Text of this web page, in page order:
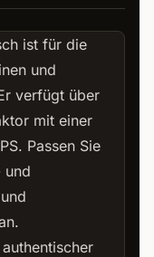
ist für die
und
verfügt über
mit einer
Passen Sie
und